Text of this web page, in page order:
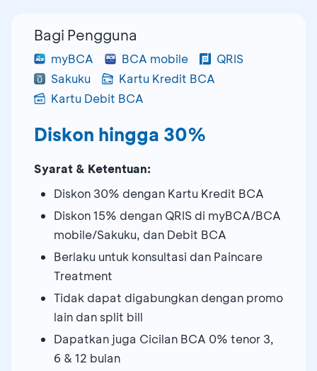
Bagi Pengguna
myBCA BCA mobile
QRIS
Sakuku
Kartu Kredit BCA
Kartu Debit BCA
Diskon hingga 30%
Syarat & Ketentuan:
Diskon 30% dengan Kartu Kredit BCA
Diskon 15% dengan QRIS di myBCA/BCA
mobile/Sakuku, dan Debit BCA
Berlaku untuk konsultasi dan Paincare
Treatment
Tidak dapat digabungkan dengan promo
lain dan split bill
Dapatkan juga Cicilan BCA 0% tenor 3,
6 & 12 bulan